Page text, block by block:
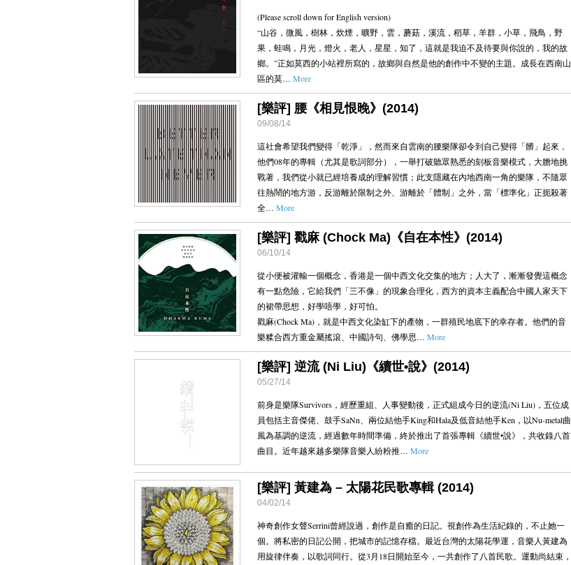
(Please scroll down for English version)
“山谷，微風，樹林，炊煙，曠野，雲，蘑菇，溪流，稻草，羊群，小草，飛鳥，野
果，蛙鳴，月光，燈火，老人，星星，知了，這就是我迫不及待要與你說的，我的故
鄉。”正如莫西的小站裡所寫的，故鄉與自然是他的創作中不變的主題。成長在西南山
區的莫…More
[樂評] 腰《相見恨晚》(2014)
09/08/14
這社會希望我們變得「乾淨」，然而來自雲南的腰樂隊卻令到自己變得「髒」起來，
他們08年的專輯（尤其是歌詞部分），一舉打破聽眾熟悉的刻板音樂模式，大膽地挑
戰著，我們從小就已經培養成的理解習慣；此支隱藏在內地西南一角的樂隊，不隨眾
往熱鬧的地方游，反游離於限制之外、游離於「體制」之外，當「標準化」正扼殺著
全…More
[樂評] 戳麻 (Chock Ma)《自在本性》(2014)
06/10/14
從小便被灌輸一個概念，香港是一個中西文化交集的地方；人大了，漸漸發覺這概念
有一點危險，它給我們「三不像」的現象合理化，西方的資本主義配合中國人家天下
的裙帶思想，好學唔學，好可怕。
戳麻(Chock Ma)，就是中西文化染缸下的產物，一群殖民地底下的幸存者。他們的音
樂糅合西方重金屬搖滾、中國詩句、佛學思…More
[樂評] 逆流 (Ni Liu)《續世•說》(2014)
05/27/14
前身是樂隊Survivors，經歷重組、人事變動後，正式組成今日的逆流(Ni Liu)，五位成
員包括主音傑佬、鼓手SaNn、兩位結他手King和Hala及低音結他手Ken，以Nu-metal曲
風為基調的逆流，經過數年時間準備，終於推出了首張專輯《續世•說》，共收錄八首
曲目。近年越來越多樂隊音樂人紛粉推…More
[樂評] 黃建為 – 太陽花民歌專輯 (2014)
04/02/14
神奇創作女聲Serrini曾經說過，創作是自癒的日記。視創作為生活紀錄的，不止她一
個。將私密的日記公開，把城市的記憶存檔。最近台灣的太陽花學運，音樂人黃建為
用旋律伴奏，以歌詞同行。從3月18日開始至今，一共創作了八首民歌。運動尚結束，